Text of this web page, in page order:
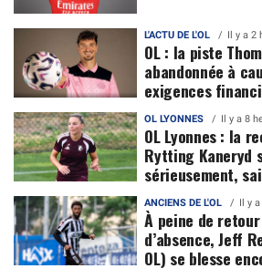
L'ACTU DE L'OL Il y a 2
OL : la piste
abandonnée à
exigences
OL LYONNES Il y a 8
OL Lyonnes : la
Rytting Kaneryd
sérieusement,
ANCIENS DE L'OL Il y
À peine de
d’absence, Jeff
OL) se blesse